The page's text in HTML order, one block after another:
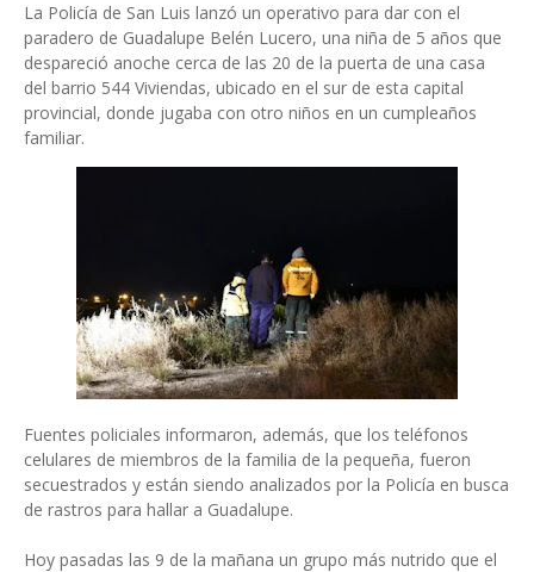
La Policía de San Luis lanzó un operativo para dar con el
paradero de Guadalupe Belén Lucero, una niña de 5 años que
despareció anoche cerca de las 20 de la puerta de una casa
del barrio 544 Viviendas, ubicado en el sur de esta capital
provincial, donde jugaba con otro niños en un cumpleaños
familiar.
Fuentes policiales informaron, además, que los teléfonos
celulares de miembros de la familia de la pequeña, fueron
secuestrados y están siendo analizados por la Policía en busca
de rastros para hallar a Guadalupe.
Hoy pasadas las 9 de la mañana un grupo más nutrido que el